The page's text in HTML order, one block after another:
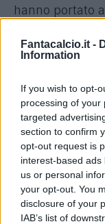
Fantacalcio.it -
Information
If you wish to opt-
processing of your
targeted
section to confirm
opt-out request is
interest-based
us or personal
your opt-out. You
disclosure of your
IAB’s list of
hanno portato
euro di
qualsiasi altro
(ovviamente)
erano fatti
Zaniolo
Arabia
(all’Al Ittihad,
Sebastian